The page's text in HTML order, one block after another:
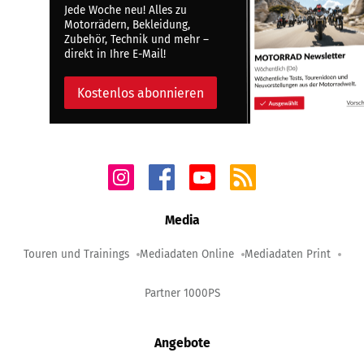
Jede Woche neu! Alles zu
Motorrädern, Bekleidung,
Zubehör, Technik und mehr –
direkt in Ihre E-Mail!
Kostenlos abonnieren
Media
Touren und Trainings Mediadaten Online Mediadaten Print
Partner 1000PS
Angebote